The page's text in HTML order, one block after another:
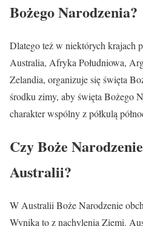
Bożego Narodzenia?
Dlatego też w niektórych krajach
Australia, Afryka Południowa,
Zelandia, organizuje się święta
środku zimy, aby święta Bożego
charakter wspólny z półkulą
Czy Boże
Australii?
W Australii Boże Narodzenie
Wynika to z nachylenia Ziemi.